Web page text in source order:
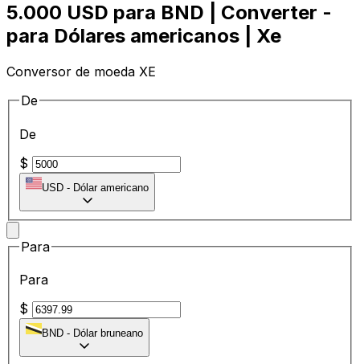
5.000 USD para BND | Converter -
para Dólares americanos | Xe
Conversor de moeda XE
De
De
$
USD - Dólar americano
Para
Para
$
BND - Dólar bruneano